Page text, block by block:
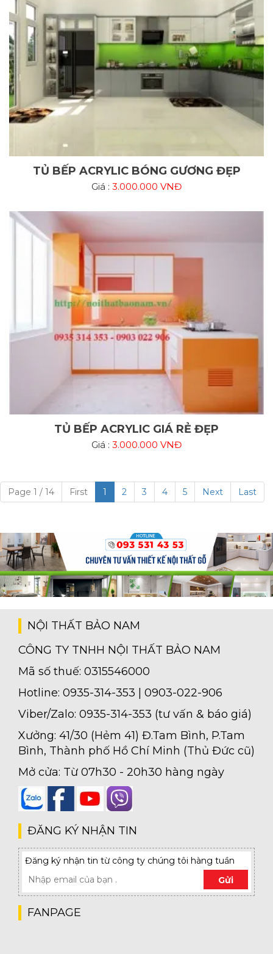
TỦ BẾP ACRYLIC BÓNG GƯƠNG ĐẸP
Giá : 3.000.000 VNĐ
TỦ BẾP ACRYLIC GIÁ RẺ ĐẸP
Giá : 3.000.000 VNĐ
Page 1 / 14 First 1 2 3 4 5 Next Last
NỘI THẤT BẢO NAM
CÔNG TY TNHH NỘI THẤT BẢO NAM
Mã số thuế: 0315546000
Hotline: 0935-314-353 | 0903-022-906
Viber/Zalo: 0935-314-353 (tư vấn & báo giá)
Xưởng: 41/30 (Hẻm 41) Đ.Tam Bình, P.Tam
Bình, Thành phố Hồ Chí Minh (Thủ Đức cũ)
Mở cửa: Từ 07h30 - 20h30 hàng ngày
ĐĂNG KÝ NHẬN TIN
Đăng ký nhận tin từ công ty chúng tôi hàng tuần
Gửi
FANPAGE